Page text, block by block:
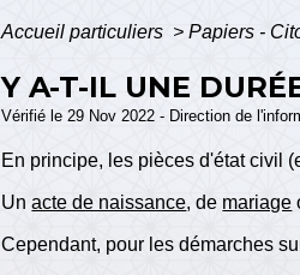
Accueil particuliers > Papiers -
Y A-T-IL UNE
Vérifié le 29 Nov 2022 - Direction de
En principe, les pièces d'état civil
Unacte de naissance, de mariage
Cependant, pour les démarches